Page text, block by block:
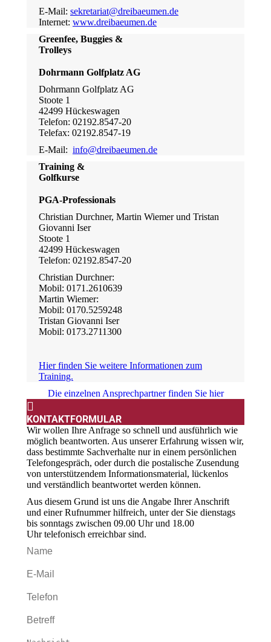
E-Mail: sekretariat@dreibaeumen.de
Internet: www.dreibaeumen.de
Greenfee, Buggies &
Trolleys
Dohrmann Golfplatz AG
Dohrmann Golfplatz AG
Stoote 1
42499 Hückeswagen
Telefon: 02192.8547-20
Telefax: 02192.8547-19
E-Mail: info@dreibaeumen.de
Training &
Golfkurse
PGA-Professionals
Christian Durchner, Martin Wiemer und Tristan
Giovanni Iser
Stoote 1
42499 Hückeswagen
Telefon: 02192.8547-20
Christian Durchner:
Mobil: 0171.2610639
Martin Wiemer:
Mobil: 0170.5259248
Tristan Giovanni Iser
Mobil: 0173.2711300
Hier finden Sie weitere Informationen zum
Training.
Die einzelnen Ansprechpartner finden Sie hier
KONTAKTFORMULAR
Wir wollen Ihre Anfrage so schnell und ausführlich wie
möglich beantworten. Aus unserer Erfahrung wissen wir,
dass bestimmte Sachverhalte nur in einem persönlichen
Telefongespräch, oder durch die postalische Zusendung
von unterstützendem Informationsmaterial, lückenlos
und verständlich beantwortet werden können.
Aus diesem Grund ist uns die Angabe Ihrer Anschrift
und einer Rufnummer hilfreich, unter der Sie dienstags
bis sonntags zwischen 09.00 Uhr und 18.00
Uhr telefonisch erreichbar sind.